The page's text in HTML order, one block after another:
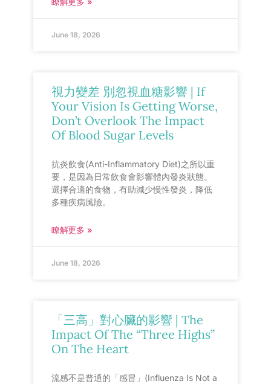
June 18, 2026
視力變差 別忽視血糖影響 | If
Your Vision Is Getting Worse,
Don’t Overlook The Impact
Of Blood Sugar Levels
抗炎飲食(Anti-Inflammatory Diet)之所以重
要，是因為日常飲食會影響體內發炎狀態。
選擇合適的食物，有助減少慢性發炎，降低
多種疾病風險。
瞭解更多 »
June 18, 2026
「三高」對心臟的影響 | The
Impact Of The “Three Highs”
On The Heart
流感不是普通的「感冒」(Influenza Is Not a